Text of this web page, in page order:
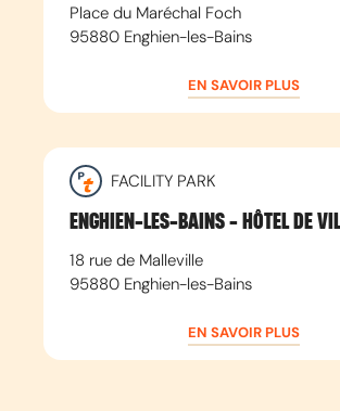
Place du Maréchal Foch
95880 Enghien-les-Bains
EN SAVOIR PLUS
FACILITY PARK
ENGHIEN-LES-BAINS - HÔTEL DE
18 rue de Malleville
95880 Enghien-les-Bains
EN SAVOIR PLUS